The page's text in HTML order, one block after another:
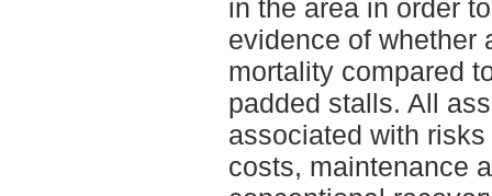
in the area in order
evidence of whether
mortality compared
padded stalls. All
associated with
costs, maintenance